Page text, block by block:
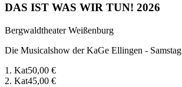
DAS IST WAS WIR TUN! 2026
Bergwaldtheater Weißenburg
Die Musicalshow der KaGe Ellingen - Samstag
1. Kat50,00 €
2. Kat45,00 €